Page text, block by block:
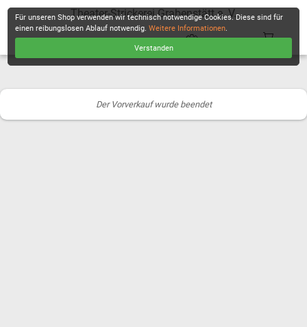
Theater-Strickerei Grabenstätt e. V.
Der Vorverkauf wurde beendet
Für unseren Shop verwenden wir technisch notwendige Cookies. Diese sind für
einen reibungslosen Ablauf notwendig.Weitere Informationen.
Verstanden